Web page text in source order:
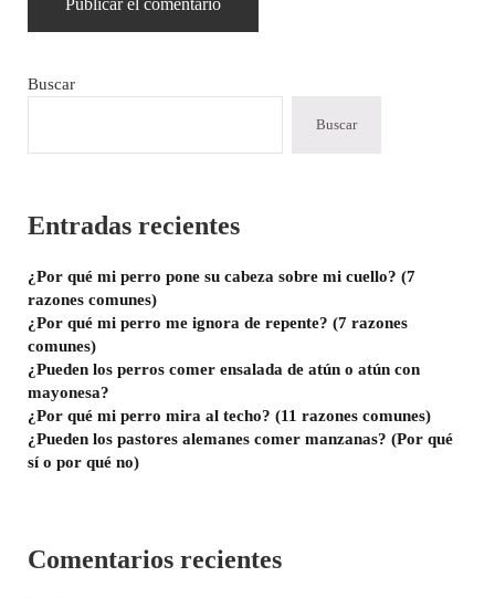
Sidebar
Buscar
Buscar
Entradas recientes
¿Por qué mi perro pone su cabeza sobre mi cuello? (7
razones comunes)
¿Por qué mi perro me ignora de repente? (7 razones
comunes)
¿Pueden los perros comer ensalada de atún o atún con
mayonesa?
¿Por qué mi perro mira al techo? (11 razones comunes)
¿Pueden los pastores alemanes comer manzanas? (Por qué
sí o por qué no)
Comentarios recientes